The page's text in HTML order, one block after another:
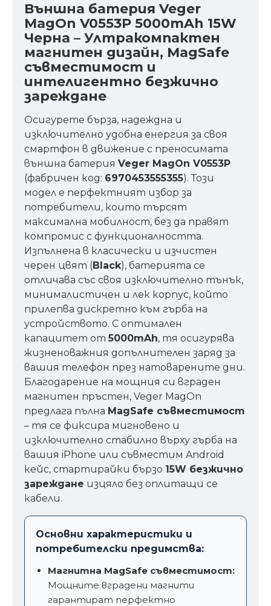
Външна батерия Veger
MagOn V0553P 5000mAh 15W
Черна – Ултракомпактен
магнитен дизайн, MagSafe
съвместимост и
интелигентно безжично
зареждане
Осигурете бърза, надеждна и
изключително удобна енергия за своя
смартфон в движение с преносимата
външна батерия Veger MagOn V0553P
(фабричен код: 6970453555355). Този
модел е перфектният избор за
потребители, които търсят
максимална мобилност, без да правят
компромис с функционалността.
Изпълнена в класически и изчистен
черен цвят (Black), батерията се
отличава със своя изключително тънък,
минималистичен и лек корпус, който
прилепва дискретно към гърба на
устройството. С оптимален
капацитет от 5000mAh, тя осигурява
жизненоважния допълнителен заряд за
вашия телефон през натоварените дни.
Благодарение на мощния си вграден
магнитен пръстен, Veger MagOn
предлага пълна MagSafe съвместимост
– тя се фиксира мигновено и
изключително стабилно върху гърба на
вашия iPhone или съвместим Android
кейс, стартирайки бързо 15W безжично
зареждане изцяло без оплитащи се
кабели.
Основни характеристики и
потребителски предимства:
Магнитна MagSafe съвместимост:
Мощните вградени магнити
гарантират перфектно